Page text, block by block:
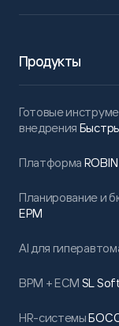
Продукты
Готовые
внедрения
Платформа ROBIN
Планирование и
EPM
AI для
BPM + ECM SL
HR-системы